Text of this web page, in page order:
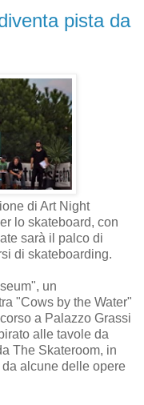
pista da
di Art Night
lo skateboard, con
sarà il palco di
di skateboarding.
un
"Cows by the Water"
a Palazzo Grassi
alle tavole da
The Skateroom, in
alcune delle opere